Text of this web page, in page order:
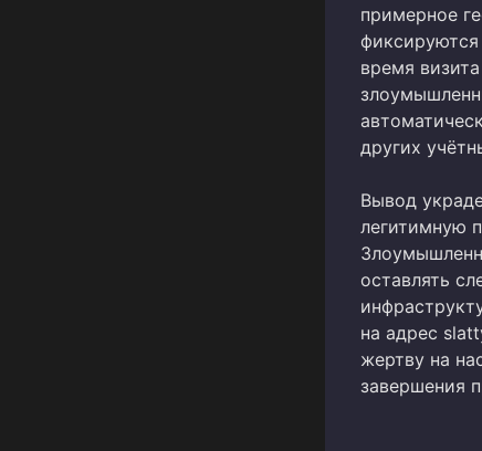
примерное
фиксируются
время
других
Вывод
легитимную
оставлять
на адрес
жертву на
завершения